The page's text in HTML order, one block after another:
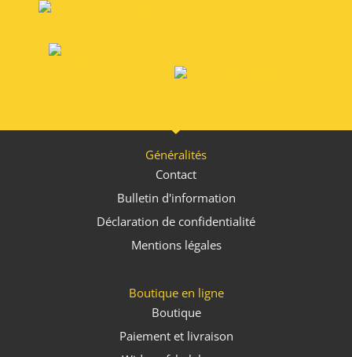
Généralités
Contact
Bulletin d'information
Déclaration de confidentialité
Mentions légales
Boutique en ligne
Boutique
Paiement et livraison